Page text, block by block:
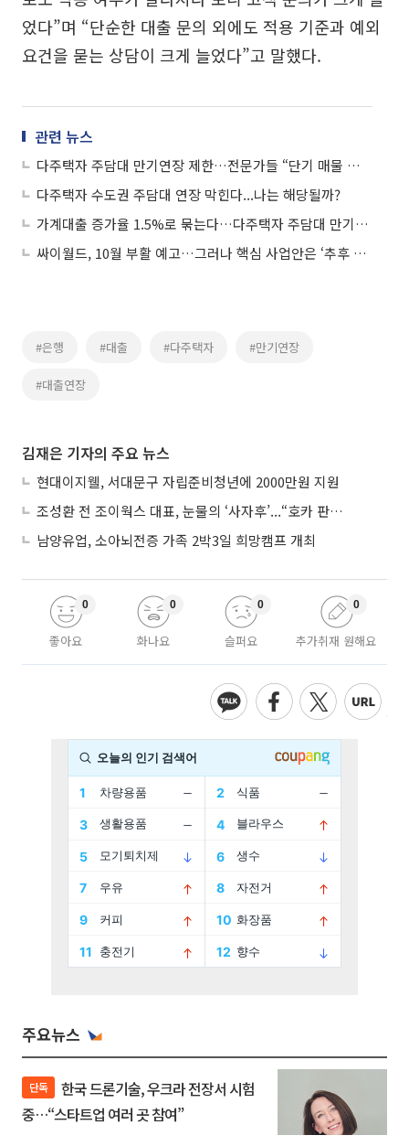
었다”며 “단순한 대출 문의 외에도 적용 기준과 예외
요건을 묻는 상담이 크게 늘었다”고 말했다.
관련 뉴스
다주택자 주담대 만기연장 제한…전문가들 “단기 매물 출회 유도할 것”
다주택자 수도권 주담대 연장 막힌다...나는 해당될까?
가계대출 증가율 1.5%로 묶는다…다주택자 주담대 만기연장도 제한
싸이월드, 10월 부활 예고…그러나 핵심 사업안은 ‘추후 공개’
#은행 #대출 #다주택자 #만기연장
#대출연장
김재은 기자의 주요 뉴스
현대이지웰, 서대문구 자립준비청년에 2000만원 지원
조성환 전 조이웍스 대표, 눈물의 ‘사자후’...“호카 판권 탈취 노린 경쟁사가 기획·폭행 유도”
남양유업, 소아뇌전증 가족 2박3일 희망캠프 개최
좋아요
0
화나요
0
슬퍼요
0
추가취재 원해요
0
주요뉴스
단독
중…“스타트업 여러 곳 참여”